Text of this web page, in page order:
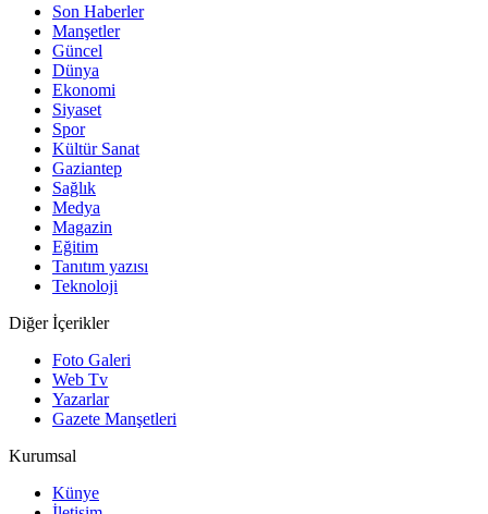
Son Haberler
Manşetler
Güncel
Dünya
Ekonomi
Siyaset
Spor
Kültür Sanat
Gaziantep
Sağlık
Medya
Magazin
Eğitim
Tanıtım yazısı
Teknoloji
Diğer İçerikler
Foto Galeri
Web Tv
Yazarlar
Gazete Manşetleri
Kurumsal
Künye